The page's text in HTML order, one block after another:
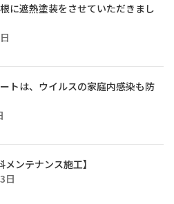
に遮熱塗装をさせていただきまし
トは、ウイルスの家庭内感染も防
メンテナンス施工】
日